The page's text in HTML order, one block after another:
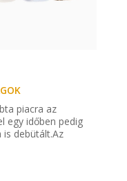
piacra az
egy időben pedig
is debütált.Az